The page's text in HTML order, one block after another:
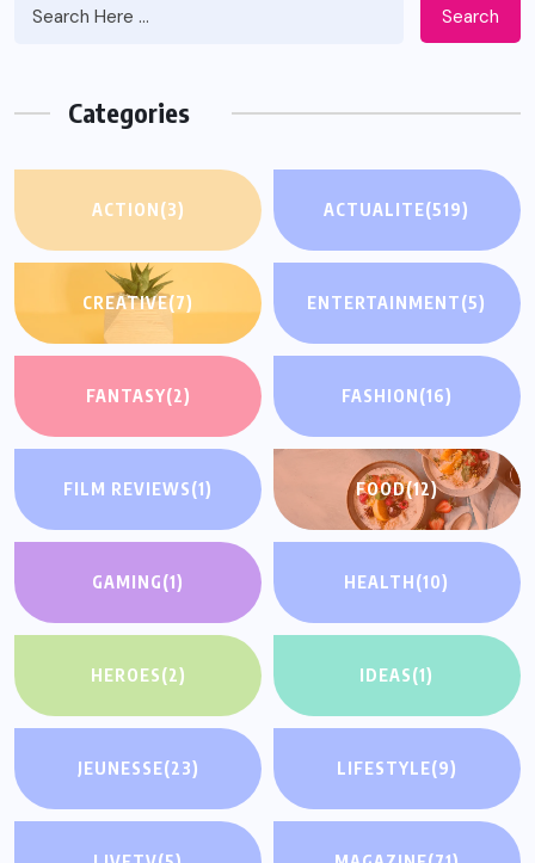
Search
Categories
ACTION(3) ACTUALITE(519)
CREATIVE(7) ENTERTAINMENT(5)
FANTASY(2) FASHION(16)
FILM REVIEWS(1) FOOD(12)
GAMING(1) HEALTH(10)
HEROES(2) IDEAS(1)
JEUNESSE(23) LIFESTYLE(9)